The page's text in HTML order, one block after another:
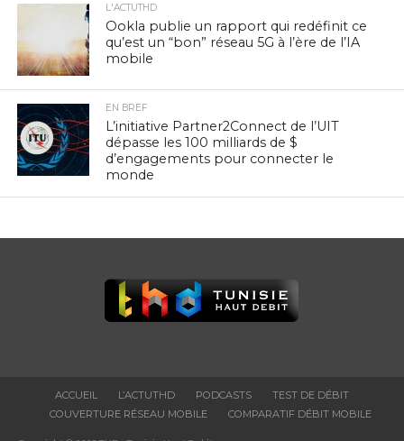
L'ACTUTHD
Ookla publie un rapport qui redéfinit ce
qu’est un “bon” réseau 5G à l’ère de l’IA
mobile
EN BREF
L’initiative Partner2Connect de l’UIT
dépasse les 100 milliards de $
d’engagements pour connecter le
monde
ACCUEIL L’ACTUTHD PODCASTS
TEST DE DÉBIT
COUVERTURE RÉSEAU MOBILE
COMPARATIF DÉBIT MOBILE